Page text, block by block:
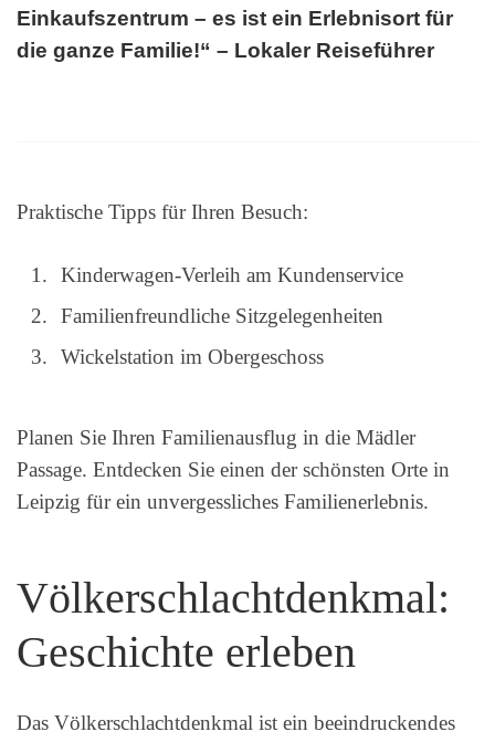
Einkaufszentrum – es ist ein Erlebnisort für
die ganze Familie!“ – Lokaler Reiseführer
Praktische Tipps für Ihren Besuch:
Kinderwagen-Verleih am Kundenservice
Familienfreundliche Sitzgelegenheiten
Wickelstation im Obergeschoss
Planen Sie Ihren Familienausflug in die Mädler
Passage. Entdecken Sie einen der schönsten Orte in
Leipzig für ein unvergessliches Familienerlebnis.
Völkerschlachtdenkmal:
Geschichte erleben
Das Völkerschlachtdenkmal ist ein beeindruckendes